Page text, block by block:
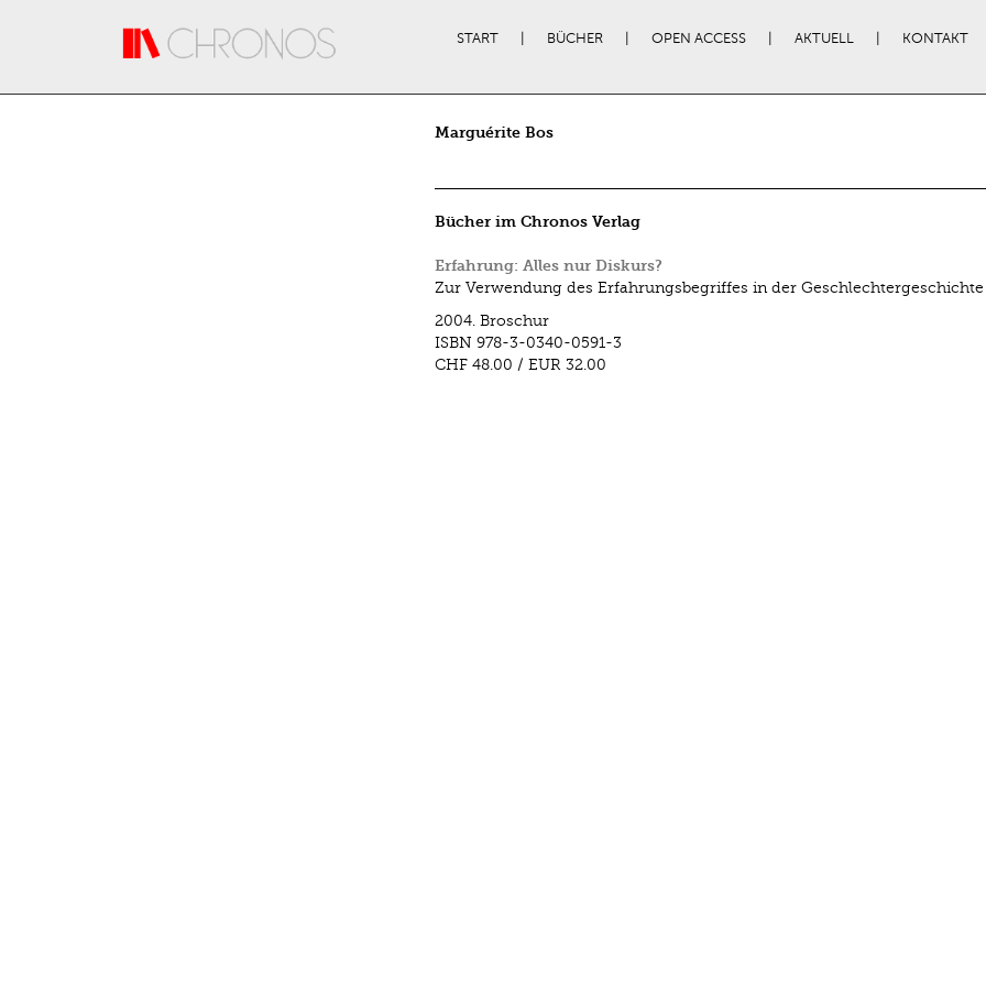
START BÜCHER OPEN ACCESS AKTUELL KONTAKT
Marguérite Bos
Bücher im Chronos Verlag
Erfahrung: Alles nur Diskurs?
Zur Verwendung des Erfahrungsbegriffes in der Geschlechtergeschichte
2004. Broschur
ISBN 978-3-0340-0591-3
CHF 48.00 / EUR 32.00